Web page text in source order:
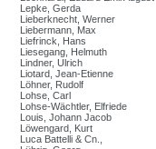
Lepke, Gerda
Lieberknecht, Werner
Liebermann, Max
Liefrinck, Hans
Liesegang, Helmuth
Lindner, Ulrich
Liotard, Jean-Etienne
Löhner, Rudolf
Lohse, Carl
Lohse-Wächtler, Elfriede
Louis, Johann Jacob
Löwengard, Kurt
Luca Battelli & Cn.,